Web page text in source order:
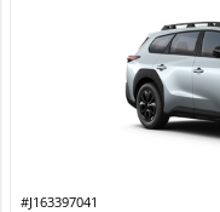
#J163397041